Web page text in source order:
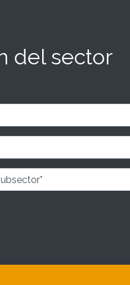
del sector